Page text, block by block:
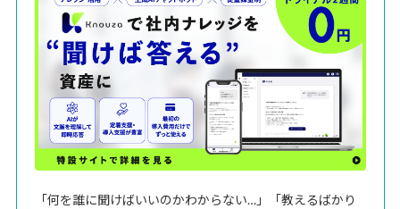
「何を誰に聞けばいいのかわからない…」「教えるばかり